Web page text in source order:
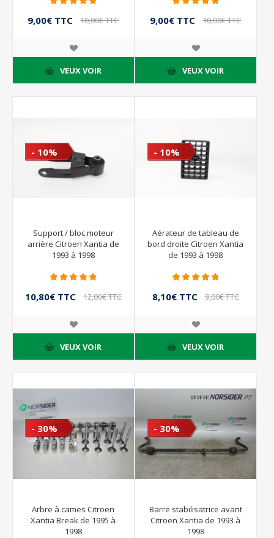
9,00€ TTC 10,00€ TTC
VEUX VOIR
9,00€ TTC 10,00€ TTC
VEUX VOIR
- 10%
Support / bloc moteur
arrière Citroen Xantia de
1993 à 1998
10,80€ TTC 12,00€ TTC
VEUX VOIR
- 10%
Aérateur de tableau de
bord droite Citroen Xantia
de 1993 à 1998
8,10€ TTC 9,00€ TTC
VEUX VOIR
- 30%
Arbre à cames Citroen
Xantia Break de 1995 à
1998
- 30%
Barre stabilisatrice avant
Citroen Xantia de 1993 à
1998